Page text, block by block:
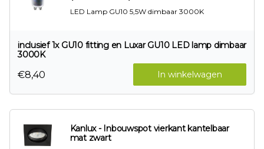
LED Lamp GU10 5,5W dimbaar 3000K
inclusief 1x GU10 fitting en Luxar GU10 LED lamp dimbaar
3000K
In winkelwagen
€8,40
Kanlux - Inbouwspot vierkant kantelbaar
mat zwart